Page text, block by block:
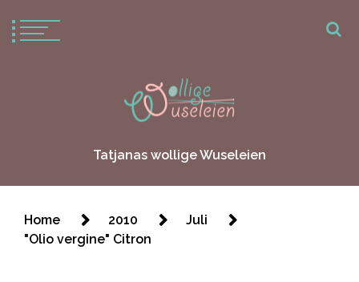
Tatjanas wollige Wuseleien
Home 2010
Juli
"Olio vergine" Citron